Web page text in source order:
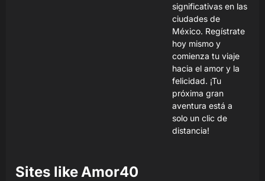
significativas en las
ciudades de
México. Regístrate
hoy mismo y
comienza tu viaje
hacia el amor y la
felicidad. ¡Tu
próxima gran
aventura está a
solo un clic de
distancia!
Sites likeAmor40